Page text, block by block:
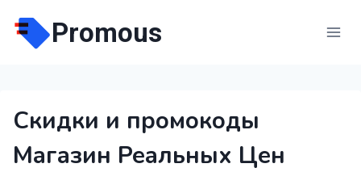
содержимому
Promous
Скидки и промокоды
Магазин Реальных Цен